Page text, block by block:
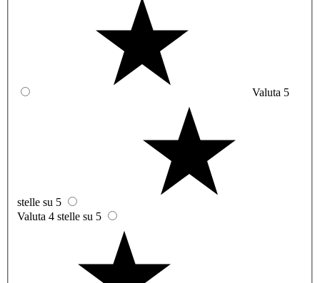
Valuta 5
stelle su 5
Valuta 4 stelle su 5